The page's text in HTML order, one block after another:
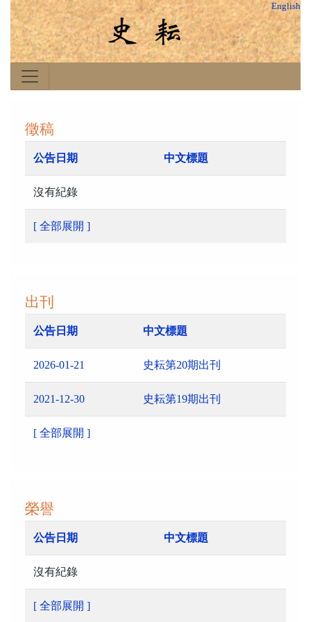
English
徵稿
公告日期 中文標題
沒有紀錄
[ 全部展開 ]
出刊
公告日期 中文標題
2026-01-21 史耘第20期出刊
2021-12-30 史耘第19期出刊
[ 全部展開 ]
榮譽
公告日期 中文標題
沒有紀錄
[ 全部展開 ]